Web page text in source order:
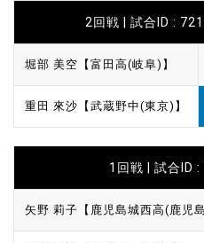
2回戦 | 試合ID :
堀部 美空【富田高(岐阜)】
重田 來沙【武蔵野中(東京)】
1回戦 | 試合ID :
矢野 莉子【鹿児島城西高(鹿児島